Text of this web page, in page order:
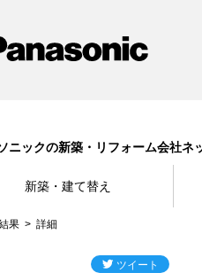
ニックの新築・リフォーム会社ネ
新築・建て替え
果 詳細